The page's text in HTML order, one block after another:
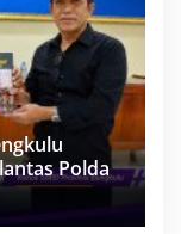
Polda